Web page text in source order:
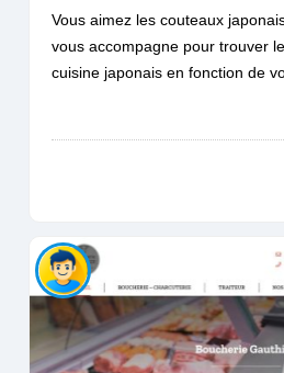
Vous aimez les couteaux
vous accompagne pour trouver
cuisine japonais en fonction de